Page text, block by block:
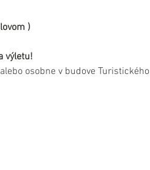
)
výletu!
osobne v budove Turistického